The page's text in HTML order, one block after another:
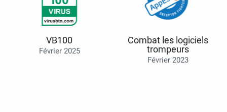
VB100
Février 2025
Combat les logiciels
trompeurs
Février 2023